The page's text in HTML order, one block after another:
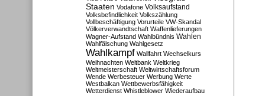
Staaten Vodafone Volksaufstand
Volksbefindlichkeit Volkszählung
Vollbeschäftigung Vorurteile VW-Skandal
Völkerverwandtschaft Waffenlieferungen
Wagner-Aufstand Wahlbündnis Wahlen
Wahlfälschung Wahlgesetz
Wahlkampf Wallfahrt Wechselkurs
Weihnachten Weltbank Weltkrieg
Weltmeisterschaft Weltwirtschaftsforum
Wende Werbesteuer Werbung Werte
Westbalkan Wettbewerbsfähigkeit
Wetterdienst Whistleblower Wiederaufbau